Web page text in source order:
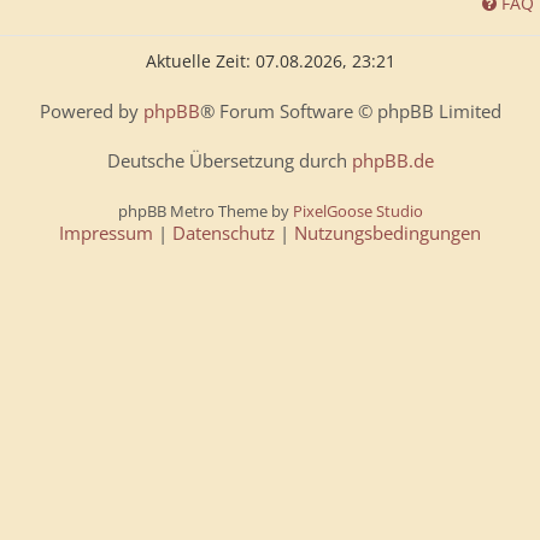
Aktuelle Zeit: 07.08.2026, 23:21
Powered by phpBB® Forum Software © phpBB Limited
Deutsche Übersetzung durch phpBB.de
phpBB Metro Theme by PixelGoose Studio
Impressum | Datenschutz | Nutzungsbedingungen